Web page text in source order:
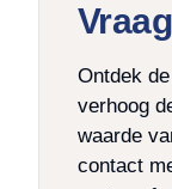
Ontdek
verhoog
waarde
contact